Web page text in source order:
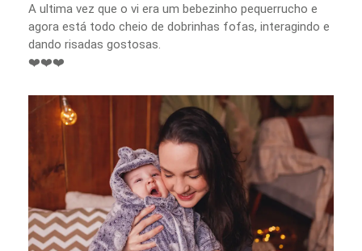
A ultima vez que o vi era um bebezinho pequerrucho e
agora está todo cheio de dobrinhas fofas, interagindo e
dando risadas gostosas.
❤️❤️❤️